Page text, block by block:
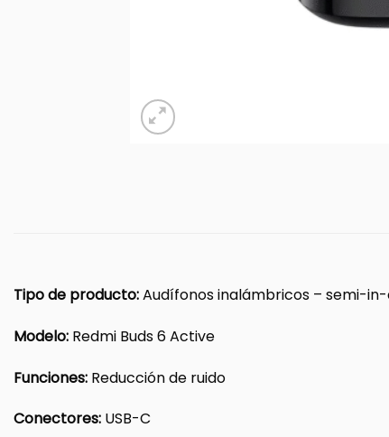
Tipo de producto:Audífonos inalámbricos – semi-
Modelo: Redmi Buds 6 Active
Funciones: Reducción de ruido
Conectores: USB-C